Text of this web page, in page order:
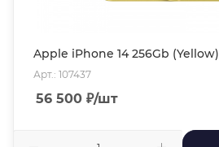
Apple iPhone 14 256Gb (Yellow)
Арт.: 107437
56 500 ₽/шт